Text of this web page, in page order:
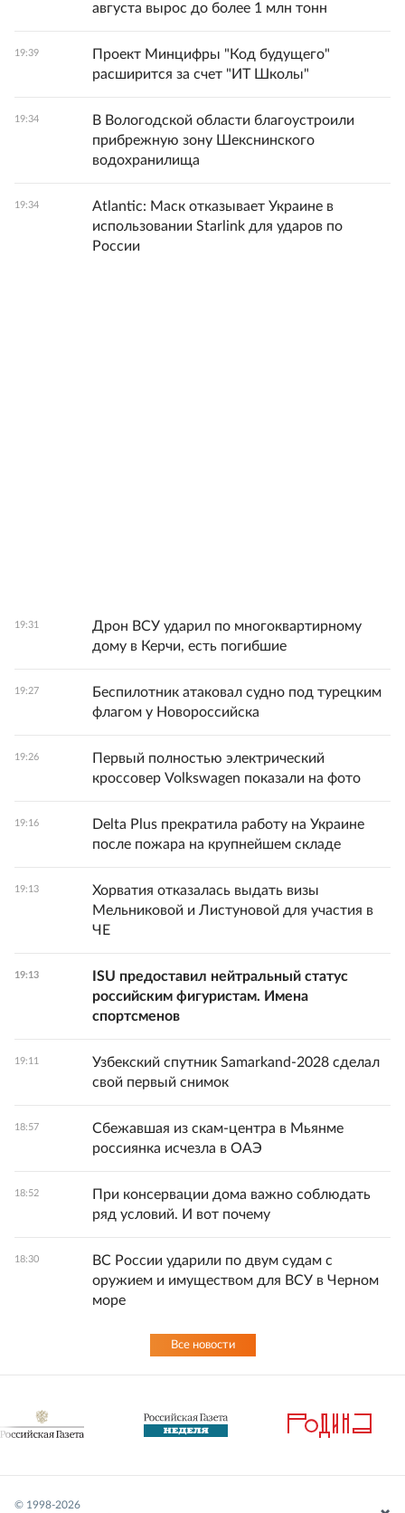
августа вырос до более 1 млн тонн
19:39
Проект Минцифры "Код будущего"
расширится за счет "ИТ Школы"
19:34
В Вологодской области благоустроили
прибрежную зону Шекснинского
водохранилища
19:34
Atlantic: Маск отказывает Украине в
использовании Starlink для ударов по
России
19:31
Дрон ВСУ ударил по многоквартирному
дому в Керчи, есть погибшие
19:27
Беспилотник атаковал судно под турецким
флагом у Новороссийска
19:26
Первый полностью электрический
кроссовер Volkswagen показали на фото
19:16
Delta Plus прекратила работу на Украине
после пожара на крупнейшем складе
19:13
Хорватия отказалась выдать визы
Мельниковой и Листуновой для участия в
ЧЕ
19:13
ISU предоставил нейтральный статус
российским фигуристам. Имена
спортсменов
19:11
Узбекский спутник Samarkand-2028 сделал
свой первый снимок
18:57
Сбежавшая из скам-центра в Мьянме
россиянка исчезла в ОАЭ
18:52
При консервации дома важно соблюдать
ряд условий. И вот почему
18:30
ВС России ударили по двум судам с
оружием и имуществом для ВСУ в Черном
море
Все новости
© 1998-2026